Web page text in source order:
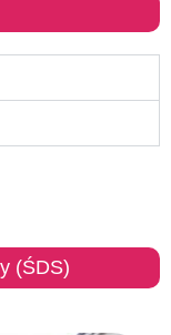
(ŚDS)